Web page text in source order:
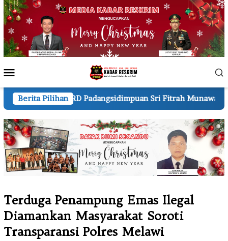
Loncat
ke
konten
Mobile
Berita Pilihan
Padangsidimpuan Sri Fitrah Munawaroh Dua Orang
Terduga Penampung Emas Ilegal
Diamankan Masyarakat Soroti
Transparansi Polres Melawi